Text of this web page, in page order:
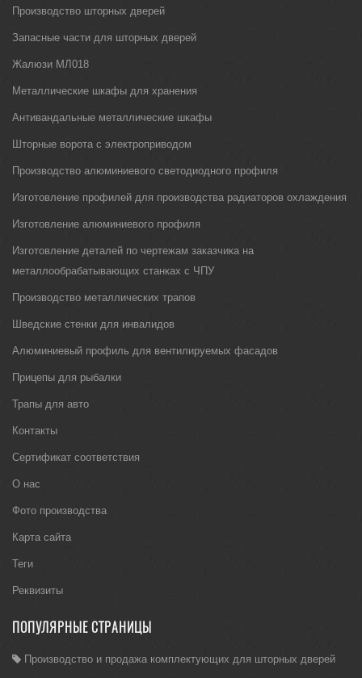
Производство шторных дверей
Запасные части для шторных дверей
Жалюзи МЛ018
Металлические шкафы для хранения
Антивандальные металлические шкафы
Шторные ворота с электроприводом
Производство алюминиевого светодиодного профиля
Изготовление профилей для производства радиаторов охлаждения
Изготовление алюминиевого профиля
Изготовление деталей по чертежам заказчика на
металлообрабатывающих станках с ЧПУ
Производство металлических трапов
Шведские стенки для инвалидов
Алюминиевый профиль для вентилируемых фасадов
Прицепы для рыбалки
Трапы для авто
Контакты
Сертификат соответствия
О нас
Фото производства
Карта сайта
Теги
Реквизиты
ПОПУЛЯРНЫЕ СТРАНИЦЫ
Производство и продажа комплектующих для шторных дверей